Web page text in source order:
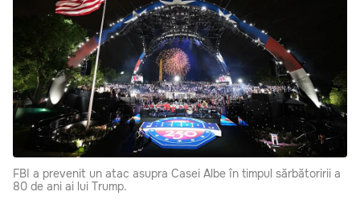
FBI a prevenit un atac asupra Casei Albe în timpul sărbătoririi a
80 de ani ai lui Trump.